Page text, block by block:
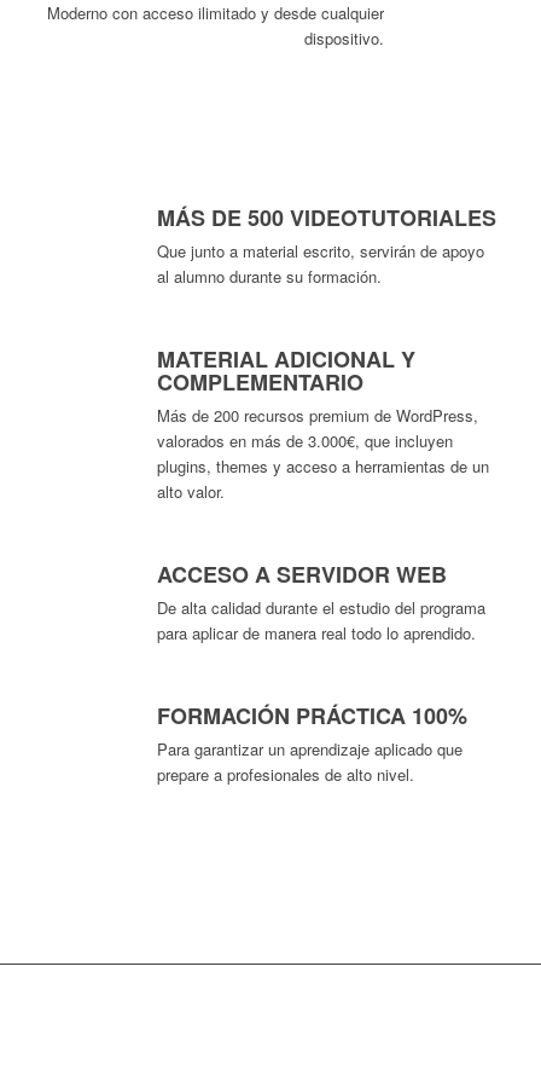
Moderno con acceso ilimitado y desde cualquier
dispositivo.
MÁS DE 500 VIDEOTUTORIALES
Que junto a material escrito, servirán de apoyo
al alumno durante su formación.
MATERIAL ADICIONAL Y
COMPLEMENTARIO
Más de 200 recursos premium de WordPress,
valorados en más de 3.000€, que incluyen
plugins, themes y acceso a herramientas de un
alto valor.
ACCESO A SERVIDOR WEB
De alta calidad durante el estudio del programa
para aplicar de manera real todo lo aprendido.
FORMACIÓN PRÁCTICA 100%
Para garantizar un aprendizaje aplicado que
prepare a profesionales de alto nivel.